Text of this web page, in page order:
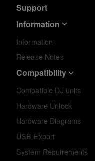
Support
Information
Information
Release Notes
Compatibility
Compatible DJ units
Hardware Unlock
Hardware Diagrams
USB Export
System Requirements